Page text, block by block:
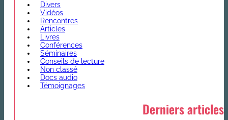
Divers
Vidéos
Rencontres
Articles
Livres
Conférences
Séminaires
Conseils de lecture
Non classé
Docs audio
Témoignages
Derniers articles